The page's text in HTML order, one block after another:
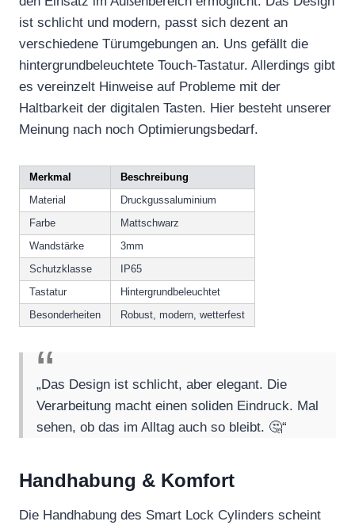
ist schlicht und modern, passt sich dezent an
verschiedene Türumgebungen an. Uns gefällt die
hintergrundbeleuchtete Touch-Tastatur. Allerdings gibt
es vereinzelt Hinweise auf Probleme mit der
Haltbarkeit der digitalen Tasten. Hier besteht unserer
Meinung nach noch Optimierungsbedarf.
Merkmal
Beschreibung
Material
Druckgussaluminium
Farbe
Mattschwarz
Wandstärke
3mm
Schutzklasse
IP65
Tastatur
Hintergrundbeleuchtet
Besonderheiten
Robust, modern, wetterfest
„Das Design ist schlicht, aber elegant. Die
Verarbeitung macht einen soliden Eindruck. Mal
sehen, ob das im Alltag auch so bleibt. 🤔“
Handhabung & Komfort
Die Handhabung des Smart Lock Cylinders scheint